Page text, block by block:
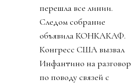
перешла все линии.
Следом собрание
объявила КОНКАКАФ.
Конгресс США вызвал
Инфантино на разговор
по поводу связей с